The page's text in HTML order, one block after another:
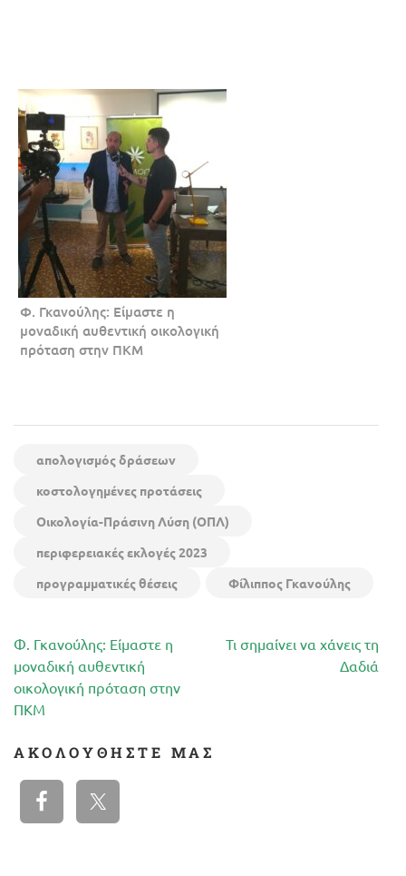
Φ. Γκανούλης: Είμαστε η
μοναδική αυθεντική οικολογική
πρόταση στην ΠΚΜ
απολογισμός δράσεων
κοστολογημένες προτάσεις
Οικολογία-Πράσινη Λύση (ΟΠΛ)
περιφερειακές εκλογές 2023
προγραμματικές θέσεις
Φίλιππος Γκανούλης
Πλοήγηση
άρθρων
Φ. Γκανούλης: Είμαστε η
μοναδική αυθεντική
οικολογική πρόταση στην
ΠΚΜ
Τι σημαίνει να χάνεις τη
Δαδιά
ΑΚΟΛΟΥΘΉΣΤΕ ΜΑΣ